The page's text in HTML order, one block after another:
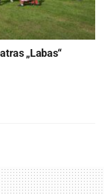
„Labas“